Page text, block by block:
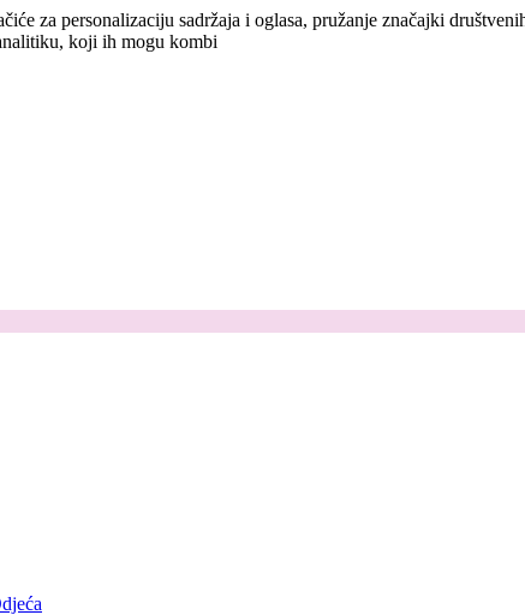
za personalizaciju sadržaja i oglasa, pružanje značajki
koji ih mogu kombi